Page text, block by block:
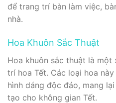
để trang trí bàn làm việc,
nhà.
Hoa Khuôn Sắc Thuật
Hoa khuôn sắc thuật là
trí hoa Tết. Các loại hoa
hình dáng độc đáo, mang
tạo cho không gian Tết.